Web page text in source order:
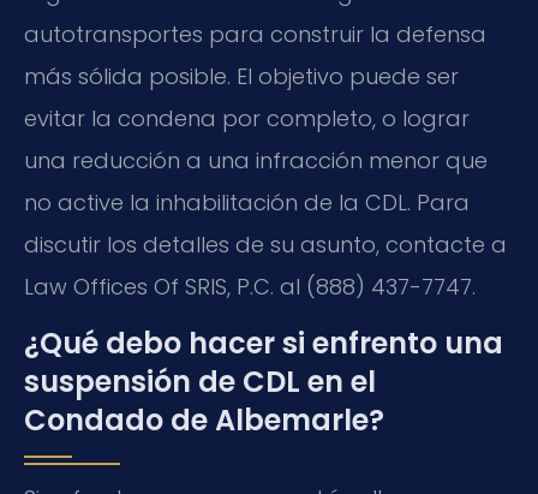
autotransportes para construir la defensa
más sólida posible. El objetivo puede ser
evitar la condena por completo, o lograr
una reducción a una infracción menor que
no active la inhabilitación de la CDL. Para
discutir los detalles de su asunto, contacte a
Law Offices Of SRIS, P.C. al (888) 437-7747.
¿Qué debo hacer si enfrento una
suspensión de CDL en el
Condado de Albemarle?